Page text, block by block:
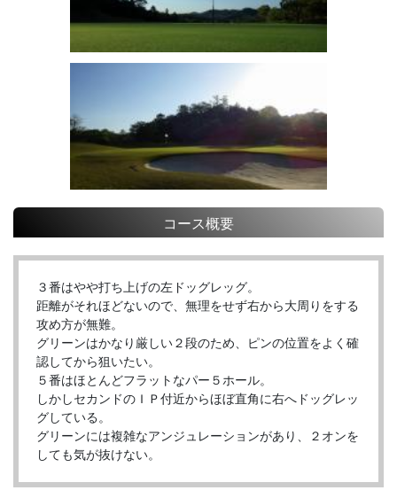
コース概要
３番はやや打ち上げの左ドッグレッグ。
距離がそれほどないので、無理をせず右から大周りをする
攻め方が無難。
グリーンはかなり厳しい２段のため、ピンの位置をよく確
認してから狙いたい。
５番はほとんどフラットなパー５ホール。
しかしセカンドのＩＰ付近からほぼ直角に右へドッグレッ
グしている。
グリーンには複雑なアンジュレーションがあり、２オンを
しても気が抜けない。